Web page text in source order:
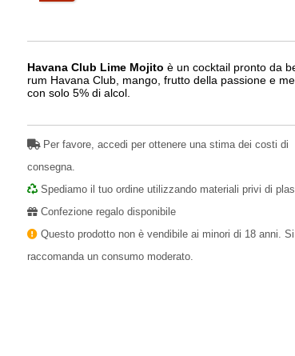
Havana Club Lime Mojito è un cocktail pronto da
rum Havana Club, mango, frutto della passione e
con solo 5% di alcol.
Per favore, accedi per ottenere una stima dei costi di
consegna.
Spediamo il tuo ordine utilizzando materiali privi di
Confezione regalo disponibile
Questo prodotto non è vendibile ai minori di 18 anni. Si
raccomanda un consumo moderato.